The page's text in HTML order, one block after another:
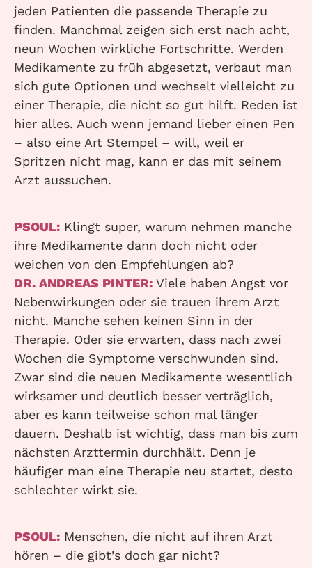
jeden Patienten die passende Therapie zu
finden. Manchmal zeigen sich erst nach acht,
neun Wochen wirkliche Fortschritte. Werden
Medikamente zu früh abgesetzt, verbaut man
sich gute Optionen und wechselt vielleicht zu
einer Therapie, die nicht so gut hilft. Reden ist
hier alles. Auch wenn jemand lieber einen Pen
– also eine Art Stempel – will, weil er
Spritzen nicht mag, kann er das mit seinem
Arzt aussuchen.
PSOUL: Klingt super, warum nehmen manche
ihre Medikamente dann doch nicht oder
weichen von den Empfehlungen ab?
DR. ANDREAS PINTER: Viele haben Angst vor
Nebenwirkungen oder sie trauen ihrem Arzt
nicht. Manche sehen keinen Sinn in der
Therapie. Oder sie erwarten, dass nach zwei
Wochen die Symptome verschwunden sind.
Zwar sind die neuen Medikamente wesentlich
wirksamer und deutlich besser verträglich,
aber es kann teilweise schon mal länger
dauern. Deshalb ist wichtig, dass man bis zum
nächsten Arzttermin durchhält. Denn je
häufiger man eine Therapie neu startet, desto
schlechter wirkt sie.
PSOUL: Menschen, die nicht auf ihren Arzt
hören – die gibt’s doch gar nicht?